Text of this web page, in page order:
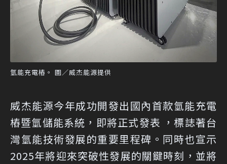
氫能充電樁。 圖／威杰能源提供
威杰能源今年成功開發出國內首款氫能充電
樁暨氫儲能系統，即將正式發表 ，標誌著台
灣氫能技術發展的重要里程碑。同時也宣示
2025年將迎來突破性發展的關鍵時刻，並將